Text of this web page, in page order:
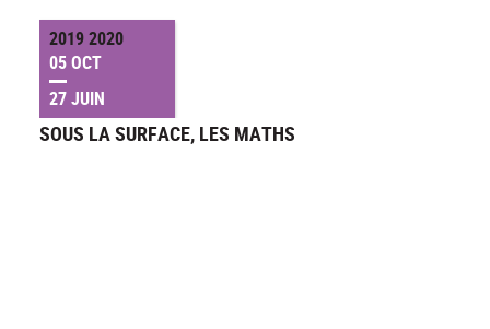
2019 2020
05 OCT
27 JUIN
SOUS LA SURFACE, LES MATHS